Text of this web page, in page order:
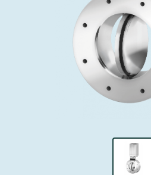
緊急遮断/ビームストッパーバルブ
真空オールメタルバルブ
真空トランスファーバルブ
真空トランスファードア